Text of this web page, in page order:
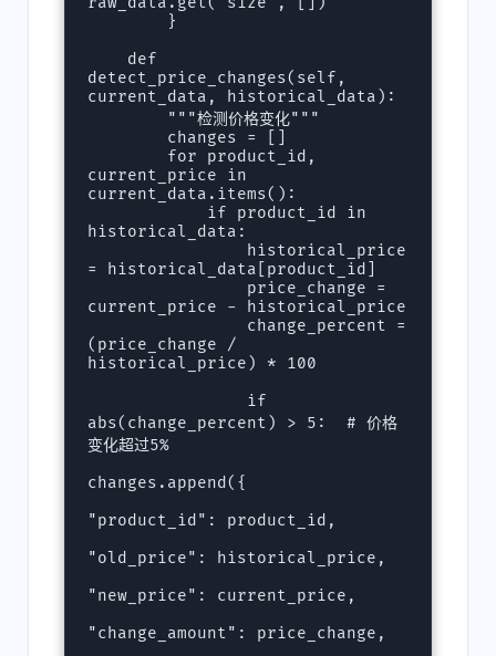
detect_price_changes(self,
current_data, historical_data):
current_price in
current_data.items():
historical_data:
= historical_data[product_id]
current_price - historical_price
(price_change /
historical_price) * 100
abs(change_percent) > 5:  # 价格
变化超过5%
changes.append({
"product_id": product_id,
"old_price": historical_price,
"new_price": current_price,
"change_amount": price_change,